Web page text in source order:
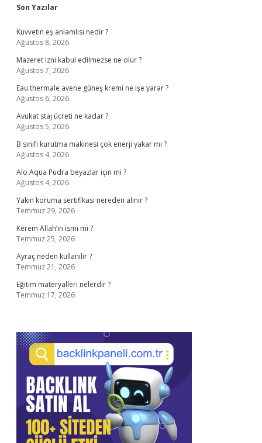
Sidebar
Son Yazılar
Kuvvetin eş anlamlısı nedir ?
Ağustos 8, 2026
Mazeret izni kabul edilmezse ne olur ?
Ağustos 7, 2026
Eau thermale avene güneş kremi ne işe yarar ?
Ağustos 6, 2026
Avukat staj ücreti ne kadar ?
Ağustos 5, 2026
B sınıfı kurutma makinesi çok enerji yakar mı ?
Ağustos 4, 2026
Alo Aqua Pudra beyazlar için mi ?
Ağustos 4, 2026
Yakın koruma sertifikası nereden alınır ?
Temmuz 29, 2026
Kerem Allah’ın ismi mi ?
Temmuz 25, 2026
Ayraç neden kullanılır ?
Temmuz 21, 2026
Eğitim materyalleri nelerdir ?
Temmuz 17, 2026